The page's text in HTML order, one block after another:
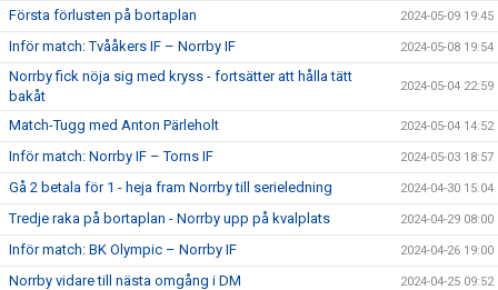
Första förlusten på bortaplan 2024-05-09 19:45
Inför match: Tvååkers IF – Norrby IF 2024-05-08 19:54
Norrby fick nöja sig med kryss - fortsätter att hålla tätt
bakåt
2024-05-04 22:59
Match-Tugg med Anton Pärleholt 2024-05-04 14:52
Inför match: Norrby IF – Torns IF 2024-05-03 18:57
Gå 2 betala för 1 - heja fram Norrby till serieledning 2024-04-30 15:04
Tredje raka på bortaplan - Norrby upp på kvalplats 2024-04-29 08:00
Inför match: BK Olympic – Norrby IF 2024-04-26 19:00
Norrby vidare till nästa omgång i DM 2024-04-25 09:52